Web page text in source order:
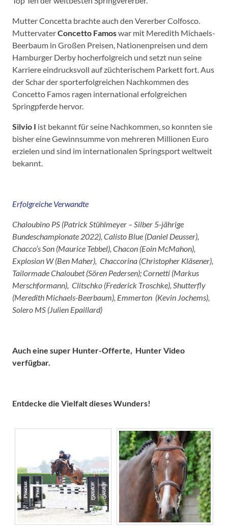
Mutter Concetta brachte auch den Vererber Colfosco.
MuttervaterConcetto Famoswar mit Meredith Michaels-
Beerbaum in Großen Preisen, Nationenpreisen und dem
Hamburger Derby hocherfolgreich und setzt nun seine
Karriere eindrucksvoll auf züchterischem Parkett fort. Aus
der Schar der sporterfolgreichen Nachkommen des
Concetto Famos ragen international erfolgreichen
Springpferde hervor.
Silvio I ist bekannt für seine Nachkommen, so konnten sie
bisher eine Gewinnsumme von mehreren Millionen Euro
erzielen und sind im internationalen Springsport weltweit
bekannt.
Erfolgreiche Verwandte
Chaloubino PS (Patrick Stühlmeyer – Silber 5-jährige
Bundeschampionate 2022), Calisto Blue (Daniel Deusser),
Chacco’s Son (Maurice Tebbel), Chacon (Eoin McMahon),
Explosion W (Ben Maher), Chaccorina (Christopher Kläsener),
Tailormade Chaloubet (Sören Pedersen); Cornetti (Markus
Merschformann), Clitschko (Frederick Troschke), Shutterfly
(Meredith Michaels-Beerbaum), Emmerton (Kevin Jochems),
Solero MS (Julien Epaillard)
Auch eine super Hunter-Offerte, Hunter Video
verfügbar.
Entdecke die Vielfalt dieses Wunders!